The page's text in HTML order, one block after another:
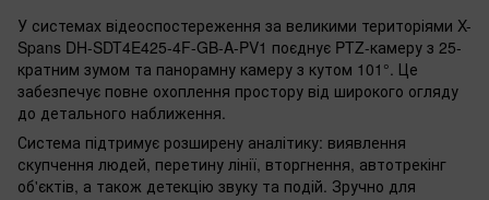
У системах відеоспостереження за великими територіями X-
Spans DH-SDT4E425-4F-GB-A-PV1 поєднує PTZ-камеру з 25-
кратним зумом та панорамну камеру з кутом 101°. Це
забезпечує повне охоплення простору від широкого огляду
до детального наближення.
Система підтримує розширену аналітику: виявлення
скупчення людей, перетину лінії, вторгнення, автотрекінг
об'єктів, а також детекцію звуку та подій. Зручно для